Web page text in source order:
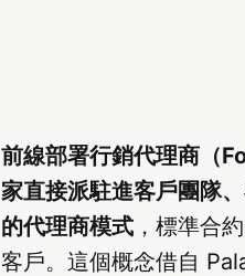
前線部署行銷代理商（
家直接派駐進客戶團隊
的代理商模式 ，標準合
客戶。這個概念借自